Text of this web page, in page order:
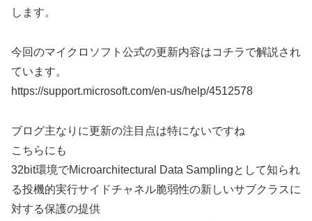
します。
今回のマイクロソフト公式の更新内容はコチラで解説され
ています。
https://support.microsoft.com/en-us/help/4512578
ブログ主なりに更新の注目点は特にないですね
こちらにも
32bit環境でMicroarchitectural Data Samplingとして知られ
る投機的実行サイドチャネル脆弱性の新しいサブクラスに
対する保護の提供